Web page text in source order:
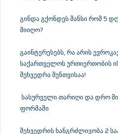
გინდა გქონდეს შანსი რომ 5
მიიღო?
გაინტერესებს, რა არის
საქართველოს ურთიერთობის
შეხვედრა შენთვისაა!
სასურველი თარიღი და დრო
ფორმაში
შეხვედრის ხანგრძლივობა 2